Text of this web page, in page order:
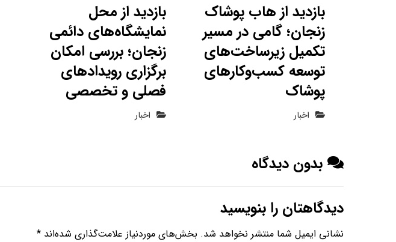
بازدید از هاب پوشاک
زنجان؛ گامی در مسیر
تکمیل زیرساخت‌های
توسعه کسب‌وکارهای
پوشاک
اخبار
بازدید از محل
نمایشگاه‌های دائمی
زنجان؛ بررسی امکان
برگزاری رویدادهای
فصلی و تخصصی
اخبار
بدون دیدگاه
دیدگاهتان را بنویسید
نشانی ایمیل شما منتشر نخواهد شد. بخش‌های موردنیاز علامت‌گذاری شده‌اند *